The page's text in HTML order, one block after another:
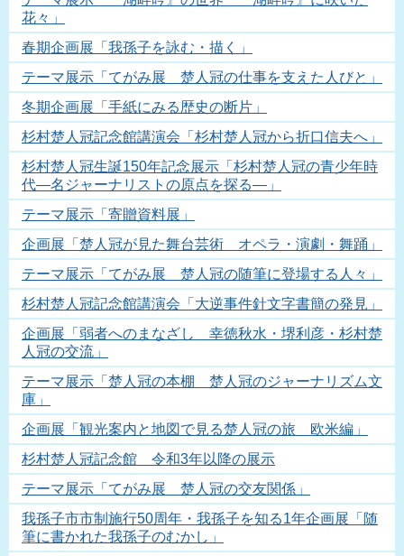
花々」
春期企画展「我孫子を詠む・描く」
テーマ展示「てがみ展 楚人冠の仕事を支えた人びと」
冬期企画展「手紙にみる歴史の断片」
杉村楚人冠記念館講演会「杉村楚人冠から折口信夫へ」
杉村楚人冠生誕150年記念展示「杉村楚人冠の青少年時
代―名ジャーナリストの原点を探る―」
テーマ展示「寄贈資料展」
企画展「楚人冠が見た舞台芸術 オペラ・演劇・舞踊」
テーマ展示「てがみ展 楚人冠の随筆に登場する人々」
杉村楚人冠記念館講演会「大逆事件針文字書簡の発見」
企画展「弱者へのまなざし 幸徳秋水・堺利彦・杉村楚
人冠の交流」
テーマ展示「楚人冠の本棚 楚人冠のジャーナリズム文
庫」
企画展「観光案内と地図で見る楚人冠の旅 欧米編」
杉村楚人冠記念館 令和3年以降の展示
テーマ展示「てがみ展 楚人冠の交友関係」
我孫子市市制施行50周年・我孫子を知る1年企画展「随
筆に書かれた我孫子のむかし」